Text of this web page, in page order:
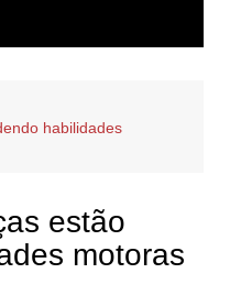
habilidades
estão
motoras